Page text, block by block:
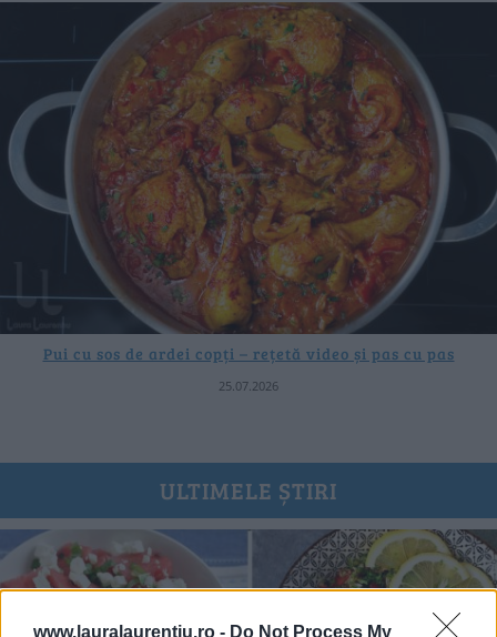
www.lauralaurentiu.ro - Do Not Process My
Pui cu sos de ardei copți – rețetă video și pas cu pas
25.07.2026
ULTIMELE ȘTIRI